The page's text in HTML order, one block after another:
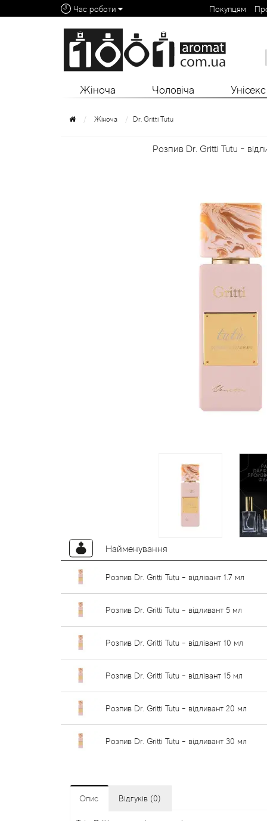
Час роботи Покупцям
Алфавітний покажчик: 0 - 9 A B C D F G H
Жіноча Чоловіча Унісекс
Жіноча Dr. Gritti Tutu
Розпив Dr. Gritti Tutu -
Найменування
Розпив Dr. Gritti Tutu - відлівант 1.7 мл
Розпив Dr. Gritti Tutu - відливант 5 мл
Розпив Dr. Gritti Tutu - відлівант 10 мл
Розпив Dr. Gritti Tutu - відлівант 15 мл
Розпив Dr. Gritti Tutu - відливант 20 мл
Розпив Dr. Gritti Tutu - відливант 30 мл
Опис Відгуків (0)